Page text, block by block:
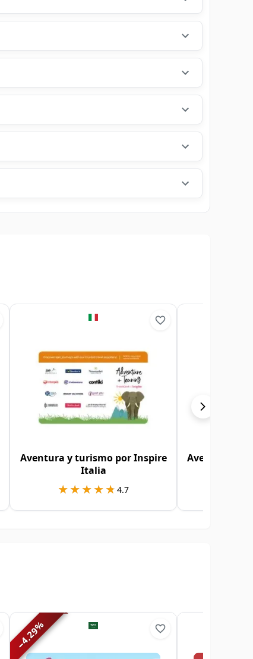
Aventura y turismo por Inspire
Italia
★★★★★
★★★★★ 4.7
Aventura y
−
4.29
%